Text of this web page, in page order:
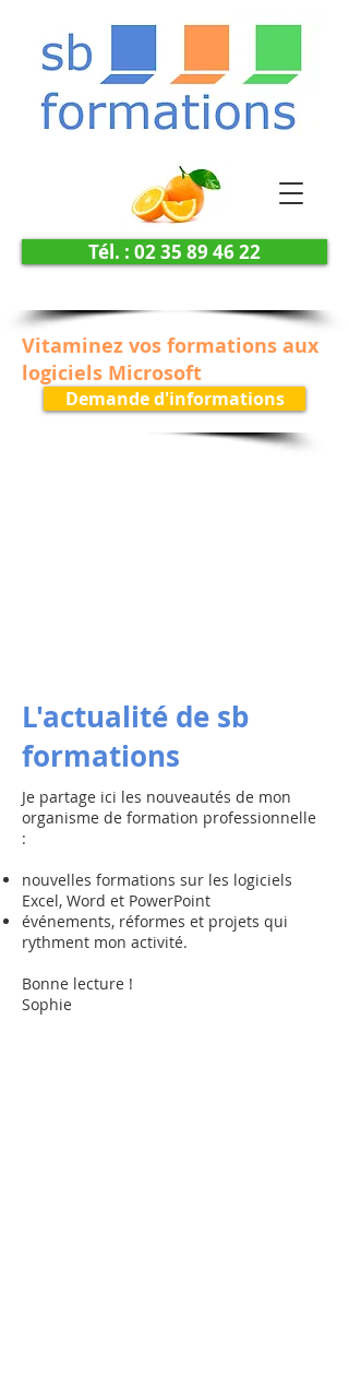
Tél. : 02 35 89 46 22
Vitaminez vos formations aux
logiciels Microsoft
Demande d'informations
L'actualité de sb
formations
Je partage ici les nouveautés de mon
organisme de formation professionnelle
:
nouvelles formations sur les logiciels
Excel, Word et PowerPoint
événements, réformes et projets qui
rythment mon activité.
Bonne lecture !
Sophie